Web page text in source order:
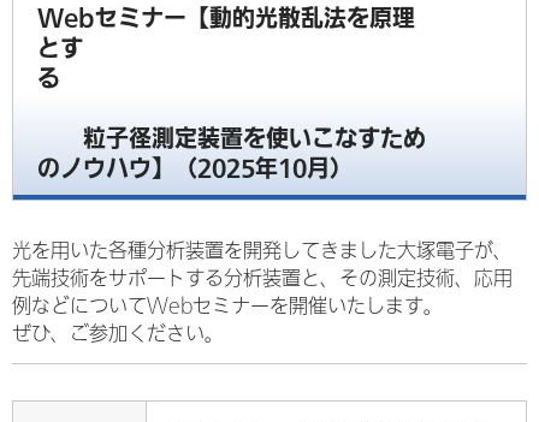
Webセミナー【動的光散乱法を原理
とす
る
粒子径測定装置を使いこなすため
のノウハウ】（2025年10月）
光を用いた各種分析装置を開発してきました大塚電子が、
先端技術をサポートする分析装置と、その測定技術、応用
例などについてWebセミナーを開催いたします。
ぜひ、ご参加ください。